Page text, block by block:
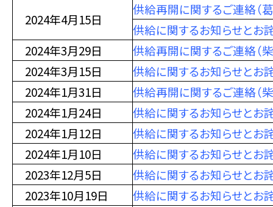
2024年4月15日
供給再開に関するご連絡（
供給に関するお知らせとお
2024年3月29日
供給再開に関するご連絡（
2024年3月15日
供給に関するお知らせとお
2024年1月31日
供給再開に関するご連絡（
2024年1月24日
供給に関するお知らせとお
2024年1月12日
供給に関するお知らせとお
2024年1月10日
供給に関するお知らせとお
2023年12月5日
供給に関するお知らせとお
2023年10月19日
供給に関するお知らせとお